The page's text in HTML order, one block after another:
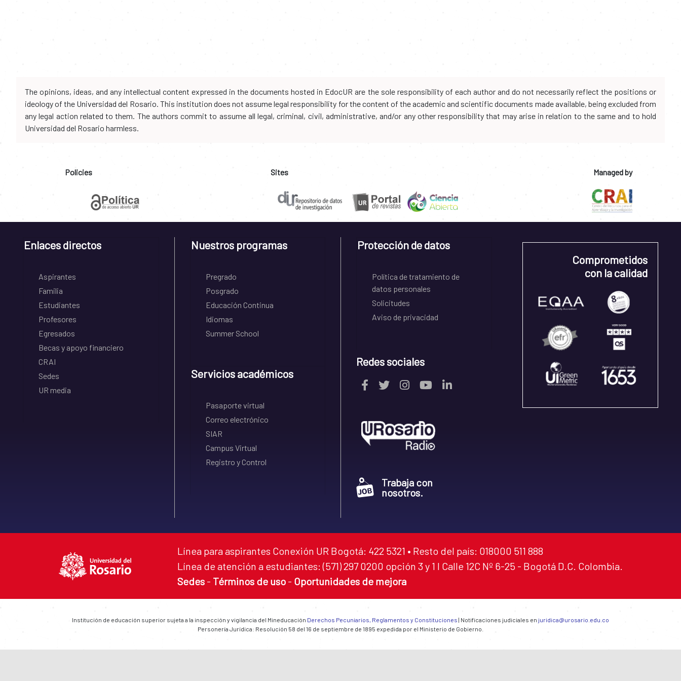
The opinions, ideas, and any intellectual content expressed in the documents hosted in EdocUR are the sole responsibility of each author and do not necessarily reflect the positions or
ideology of the Universidad del Rosario. This institution does not assume legal responsibility for the content of the academic and scientific documents made available, being excluded from
any legal action related to them. The authors commit to assume all legal, criminal, civil, administrative, and/or any other responsibility that may arise in relation to the same and to hold
Universidad del Rosario harmless.
Policies Sites Managed by
Enlaces directos
Aspirantes
Familia
Estudiantes
Profesores
Egresados
Becas y apoyo financiero
CRAI
Sedes
UR media
Nuestros programas
Pregrado
Posgrado
Educación Continua
Idiomas
Summer School
Servicios académicos
Pasaporte virtual
Correo electrónico
SIAR
Campus Virtual
Registro y Control
Protección de datos
Política de tratamiento de
datos personales
Solicitudes
Aviso de privacidad
Redes sociales
Trabaja con
nosotros.
Comprometidos
con la calidad
Línea para aspirantes Conexión UR Bogotá: 422 5321 • Resto del país: 018000 511 888
Línea de atención a estudiantes: (571) 297 0200 opción 3 y 1 I Calle 12C Nº 6-25 - Bogotá D.C. Colombia.
Sedes - Términos de uso - Oportunidades de mejora
Institución de educación superior sujeta a la inspección y vigilancia del Mineducación Derechos Pecuniarios, Reglamentos y Constituciones | Notificaciones judiciales en juridica@urosario.edu.co
Personería Jurídica: Resolución 58 del 16 de septiembre de 1895 expedida por el Ministerio de Gobierno.